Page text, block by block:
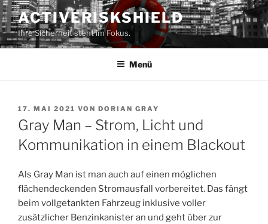
Zum
Inhalt
springen
ACTIVERISKSHIELD
Ihre Sicherheit steht im Fokus.
Menü
VERÖFFENTLICHT
AM
17. MAI 2021 VON DORIAN GRAY
Gray Man – Strom, Licht und
Kommunikation in einem Blackout
Als Gray Man ist man auch auf einen möglichen
flächendeckenden Stromausfall vorbereitet. Das fängt
beim vollgetankten Fahrzeug inklusive voller
zusätzlicher Benzinkanister an und geht über zur